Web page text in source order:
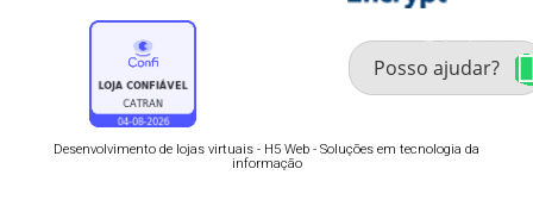
Desenvolvimento de lojas virtuais - H5 Web - Soluções em tecnologia da
informação
Fale com um especialista
enxoval